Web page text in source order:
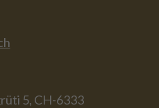
5, CH-6333